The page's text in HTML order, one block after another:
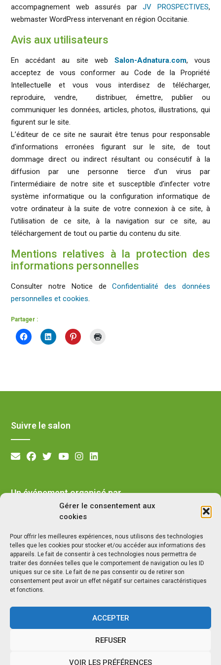
Gérer le consentement aux
cookies
Pour offrir les meilleures expériences, nous utilisons des technologies
telles que les cookies pour stocker et/ou accéder aux informations des
appareils. Le fait de consentir à ces technologies nous permettra de
traiter des données telles que le comportement de navigation ou les ID
uniques sur ce site. Le fait de ne pas consentir ou de retirer son
consentement peut avoir un effet négatif sur certaines caractéristiques
et fonctions.
ACCEPTER
REFUSER
VOIR LES PRÉFÉRENCES
accompagnement web assurés parJV PROSPECTIVES,
webmaster WordPress intervenant en région Occitanie.
Avis aux utilisateurs
En accédant au site web Salon-Adnatura.com, vous
acceptez de vous conformer au Code de la Propriété
Intellectuelle et vous vous interdisez de télécharger,
reproduire, vendre, distribuer, émettre, publier ou
communiquer les données, articles, photos, illustrations, qui
figurent sur le site.
L’éditeur de ce site ne saurait être tenus pour responsable
d’informations erronées figurant sur le site, de tout
dommage direct ou indirect résultant ou consécutif à la
diffusion par une personne tierce d’un virus par
l’intermédiaire de notre site et susceptible d’infecter votre
système informatique ou la configuration informatique de
votre ordinateur à la suite de votre connexion à ce site, à
l’utilisation de ce site, à la navigation sur ce site, au
téléchargement de tout ou partie du contenu du site.
Mentions relatives à la protection des
informations personnelles
Consulter notre Notice deConfidentialité des données
personnelles et cookies.
Partager :
Suivre le salon
Un événement organisé par
, Salon National des Professionnels de
Données personnelles